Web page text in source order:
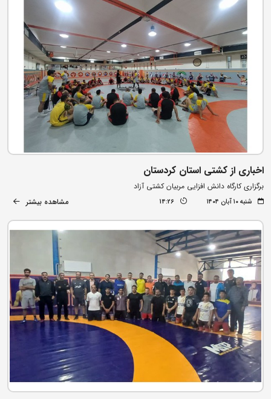
اخباری از کشتی استان کردستان
برگزاری کارگاه دانش افزایی مربیان کشتی آزاد
شنبه ۱۰ آبان ۱۴۰۴ 14:26 مشاهده بیشتر